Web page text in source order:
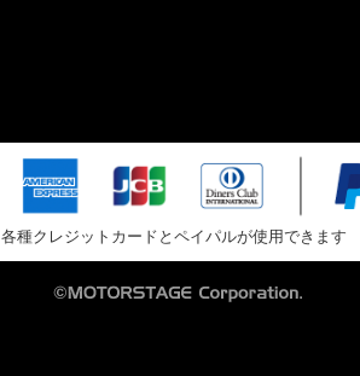
各種クレジットカードとペイパルが使用できます